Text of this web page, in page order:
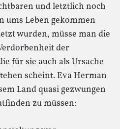
und letztlich noch
ums Leben gekommen
wurden, müsse man die
der
für sie auch als Ursache
scheint. Eva Herman
Land quasi gezwungen
zu müssen: